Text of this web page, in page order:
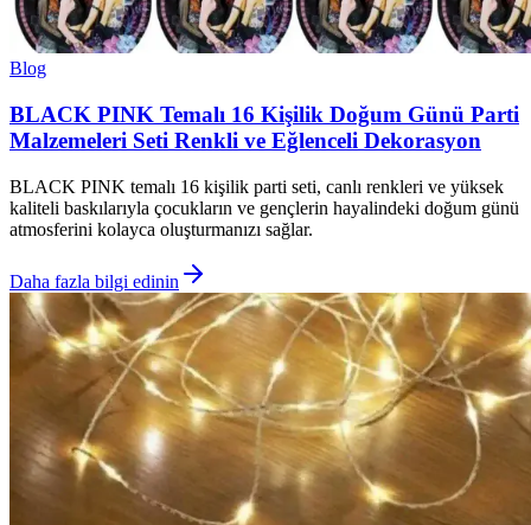
Blog
BLACK PINK Temalı 16 Kişilik Doğum Günü Parti
Malzemeleri Seti Renkli ve Eğlenceli Dekorasyon
BLACK PINK temalı 16 kişilik parti seti, canlı renkleri ve yüksek
kaliteli baskılarıyla çocukların ve gençlerin hayalindeki doğum günü
atmosferini kolayca oluşturmanızı sağlar.
Daha fazla bilgi edinin